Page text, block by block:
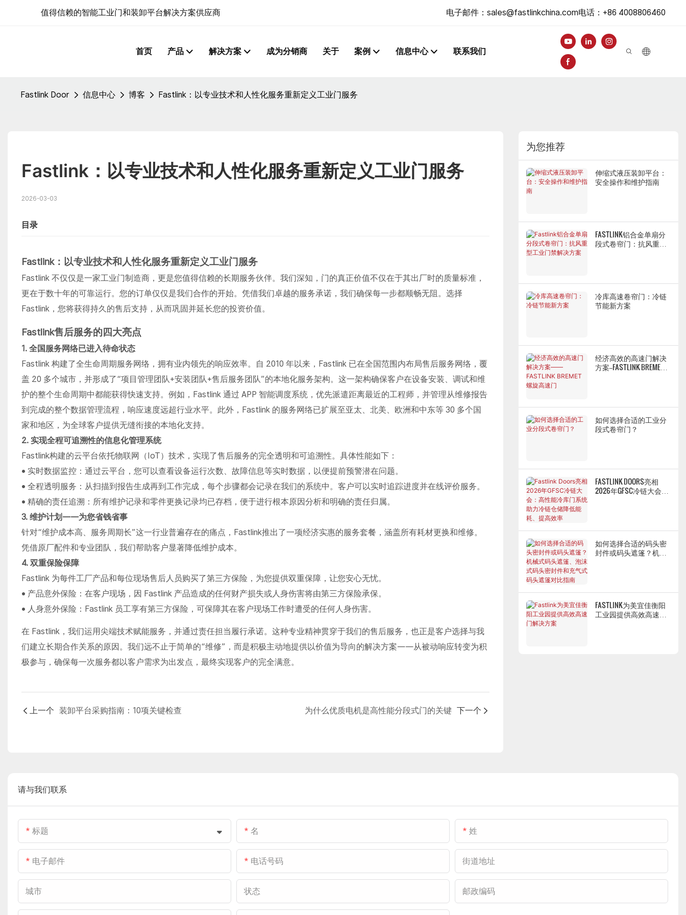
值得信赖的智能工业门和装卸平台解决方案供应商 电子邮件： sales@fastlinkchina.com电话：+86 4008806460
首页 产品 解决方案 成为分销商 关于 案例 信息中心 联系我们
Fastlink Door 信息中心 博客 Fastlink：以专业技术和人性化服务重新定义工业门服务
Fastlink：以专业技术和人性化服务重新定义工业门服务
2026-03-03
目录
Fastlink：以专业技术和人性化服务重新定义工业门服务
Fastlink 不仅仅是一家工业门制造商，更是您值得信赖的长期服务伙伴。我们深知，门的真正价值不仅在于其出厂时的质量标准，
更在于数十年的可靠运行。您的订单仅仅是我们合作的开始。凭借我们卓越的服务承诺，我们确保每一步都顺畅无阻。选择
Fastlink，您将获得持久的售后支持，从而巩固并延长您的投资价值。
Fastlink售后服务的四大亮点
1. 全国服务网络已进入待命状态
Fastlink 构建了全生命周期服务网络，拥有业内领先的响应效率。自 2010 年以来，Fastlink 已在全国范围内布局售后服务网络，覆
盖 20 多个城市，并形成了“项目管理团队+安装团队+售后服务团队”的本地化服务架构。这一架构确保客户在设备安装、调试和维
护的整个生命周期中都能获得快速支持。例如，Fastlink 通过 APP 智能调度系统，优先派遣距离最近的工程师，并管理从维修报告
到完成的整个数据管理流程，响应速度远超行业水平。此外，Fastlink 的服务网络已扩展至亚太、北美、欧洲和中东等 30 多个国
家和地区，为全球客户提供无缝衔接的本地化支持。
2. 实现全程可追溯性的信息化管理系统
Fastlink构建的云平台依托物联网（IoT）技术，实现了售后服务的完全透明和可追溯性。具体性能如下：
• 实时数据监控：通过云平台，您可以查看设备运行次数、故障信息等实时数据，以便提前预警潜在问题。
• 全程透明服务：从扫描到报告生成再到工作完成，每个步骤都会记录在我们的系统中。客户可以实时追踪进度并在线评价服务。
• 精确的责任追溯：所有维护记录和零件更换记录均已存档，便于进行根本原因分析和明确的责任归属。
3. 维护计划——为您省钱省事
针对“维护成本高、服务周期长”这一行业普遍存在的痛点，Fastlink推出了一项经济实惠的服务套餐，涵盖所有耗材更换和维修。
凭借原厂配件和专业团队，我们帮助客户显著降低维护成本。
4. 双重保险保障
Fastlink 为每件工厂产品和每位现场售后人员购买了第三方保险，为您提供双重保障，让您安心无忧。
• 产品意外保险：在客户现场，因 Fastlink 产品造成的任何财产损失或人身伤害将由第三方保险承保。
• 人身意外保险：Fastlink 员工享有第三方保险，可保障其在客户现场工作时遭受的任何人身伤害。
在 Fastlink，我们运用尖端技术赋能服务，并通过责任担当履行承诺。这种专业精神贯穿于我们的售后服务，也正是客户选择与我
们建立长期合作关系的原因。我们远不止于简单的“维修”，而是积极主动地提供以价值为导向的解决方案——从被动响应转变为积
极参与，确保每一次服务都以客户需求为出发点，最终实现客户的完全满意。
上一个 装卸平台采购指南：10项关键检查 为什么优质电机是高性能分段式门的关键 下一个
为您推荐
伸缩式液压装卸平台：
安全操作和维护指南
FASTLINK铝合金单扇分
段式卷帘门：抗风重型
冷库高速卷帘门：冷链
节能新方案
经济高效的高速门解决
方案——FASTLINK BREMET
如何选择合适的工业分
段式卷帘门？
FASTLINK DOORS亮相
2026年GFSC冷链大会：
如何选择合适的码头密
封件或码头遮篷？机械
FASTLINK为美宜佳衡阳
工业园提供高效高速门
请与我们联系
标题 名 姓
电子邮件 电话号码 街道地址
城市 状态 邮政编码